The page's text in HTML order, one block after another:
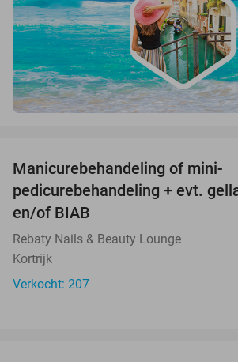
Manicurebehandeling of mini-
pedicurebehandeling + evt.
en/of BIAB
Rebaty Nails & Beauty Lounge
Kortrijk
Verkocht: 207